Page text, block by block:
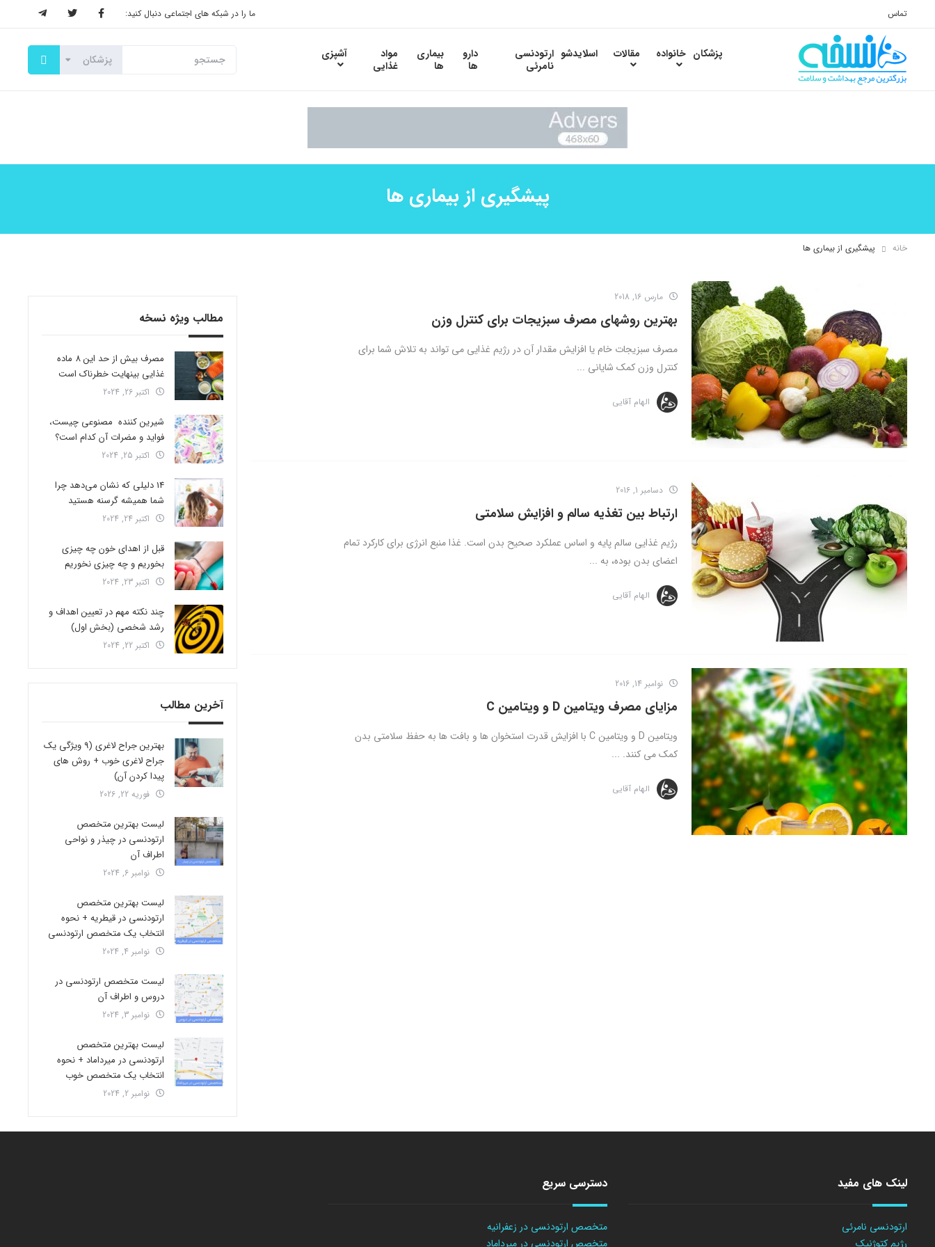
تماس ما را در شبکه های اجتماعی دنبال کنید:
پزشکان خانواده مقالات اسلایدشو ارتودنسی
نامرئی
دارو
ها
بیماری
ها
مواد
غذایی
آشپزی
پیشگیری از بیماری ها
خانه پیشگیری از بیماری ها
مارس 16, 2018
بهترین روش­های مصرف سبزیجات برای کنترل وزن
مصرف سبزیجات خام یا افزایش مقدار آن در رژیم غذایی می ­تواند به تلاش شما برای
کنترل وزن کمک شایانی ...
الهام آقایی
دسامبر 1, 2016
ارتباط بین تغذیه سالم و افزایش سلامتی
رژیم غذایی سالم پایه و اساس عملکرد صحیح بدن است. غذا منبع انرژی برای کارکرد تمام
اعضای بدن بوده، به ...
الهام آقایی
نوامبر 14, 2016
مزایای مصرف ویتامین D و ویتامین C
ویتامین D و ویتامین C با افزایش قدرت استخوان ها و بافت ها به حفظ سلامتی بدن
کمک می کنند. ...
الهام آقایی
مطالب ویژه نسخه
مصرف بیش از حد این 8 ماده
غذایی بینهایت خطرناک است
اکتبر 26, 2024
شیرین کننده مصنوعی چیست،
فواید و مضرات آن کدام است؟
اکتبر 25, 2024
14 دلیلی که نشان می‌دهد چرا
شما همیشه گرسنه هستید
اکتبر 24, 2024
قبل از اهدای خون چه چیزی
بخوریم و چه چیزی نخوریم
اکتبر 23, 2024
چند نکته مهم در تعیین اهداف و
رشد شخصی (بخش اول)
اکتبر 22, 2024
آخرین مطالب
بهترین جراح لاغری (9 ویژگی یک
جراح لاغری خوب + روش های
پیدا کردن آن)
فوریه 22, 2026
لیست بهترین متخصص
ارتودنسی در چیذر و نواحی
اطراف آن
نوامبر 6, 2024
لیست بهترین متخصص
ارتودنسی در قیطریه + نحوه
انتخاب یک متخصص ارتودنسی
نوامبر 4, 2024
لیست متخصص ارتودنسی در
دروس و اطراف آن
نوامبر 3, 2024
لیست بهترین متخصص
ارتودنسی در میرداماد + نحوه
انتخاب یک متخصص خوب
نوامبر 2, 2024
لینک های مفید
ارتودنسی نامرئی
رژیم کتوژنیک
دسترسی سریع
متخصص ارتودنسی در زعفرانیه
متخصص ارتودنسی در میرداماد